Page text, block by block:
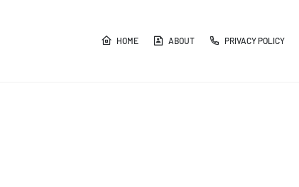
HOME ABOUT PRIVACY POLICY